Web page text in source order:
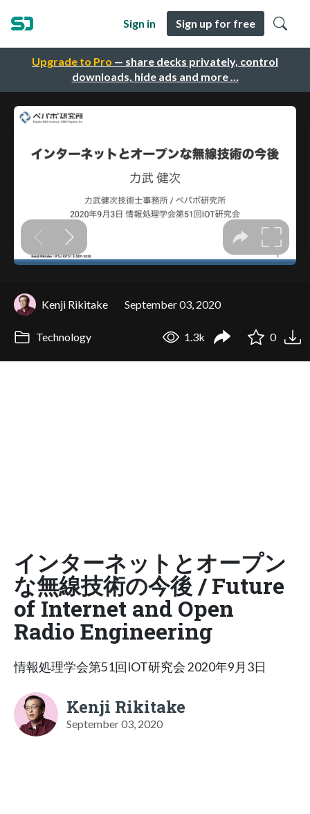
Upgrade to Pro — share decks privately, control
downloads, hide ads and more …
Sign in Sign up for free
Kenji Rikitake September 03, 2020
Technology 1.3k 0
インターネットとオープン
な無線技術の今後 / Future
of Internet and Open
Radio Engineering
情報処理学会第51回IOT研究会 2020年9月3日
Kenji Rikitake
September 03, 2020